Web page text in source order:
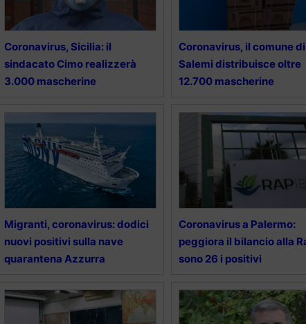
Coronavirus, Sicilia: il
sindacato Cimo realizzerà
3.000 mascherine
Coronavirus, il comune di
Salemi distribuisce oltre
12.700 mascherine
Migranti, coronavirus: dodici
nuovi positivi sulla nave
quarantena Azzurra
Coronavirus a Palermo:
peggiora il bilancio alla
sono 26 i positivi